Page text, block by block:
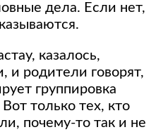
дела. Если нет,
казалось,
и родители говорят,
группировка
только тех, кто
почему-то так и не